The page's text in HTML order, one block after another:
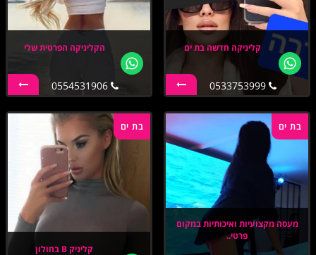
קליניקה חדשה בת ים
0533753999
הקליניקה הפרטית שלי
0554531906
בת ים
מעסה מקצועיות ואיכותיות במקום
פרטי..
בת ים
קליניק B בחולון